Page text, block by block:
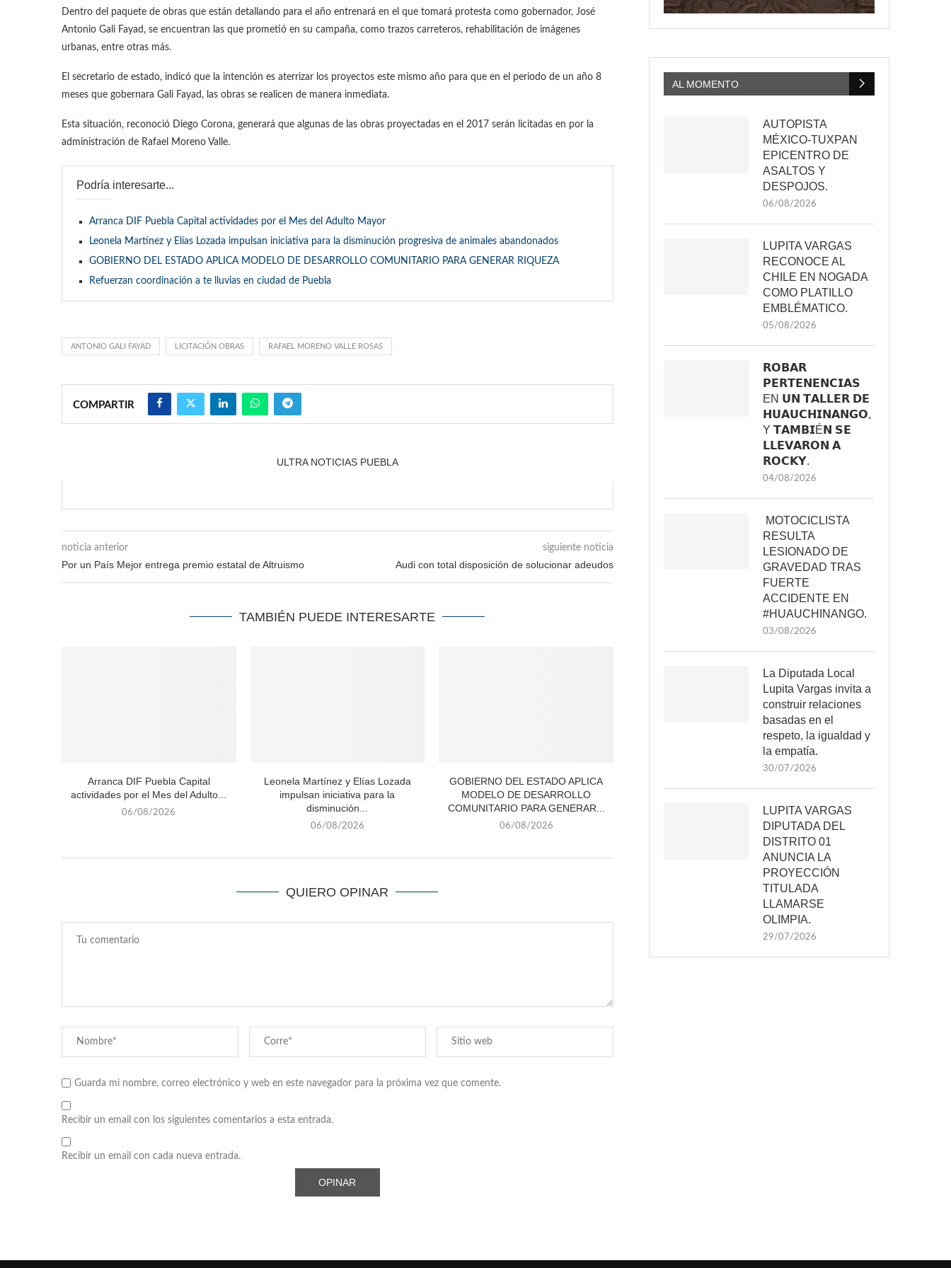
Dentro del paquete de obras que están detallando para el año entrenará en el que tomará protesta como gobernador, José
Antonio Gali Fayad, se encuentran las que prometió en su campaña, como trazos carreteros, rehabilitación de imágenes
urbanas, entre otras más.
El secretario de estado, indicó que la intención es aterrizar los proyectos este mismo año para que en el periodo de un año 8
meses que gobernara Gali Fayad, las obras se realicen de manera inmediata.
Esta situación, reconoció Diego Corona, generará que algunas de las obras proyectadas en el 2017 serán licitadas en por la
administración de Rafael Moreno Valle.
Podría interesarte...
Arranca DIF Puebla Capital actividades por el Mes del Adulto Mayor
Leonela Martínez y Elías Lozada impulsan iniciativa para la disminución progresiva de animales abandonados
GOBIERNO DEL ESTADO APLICA MODELO DE DESARROLLO COMUNITARIO PARA GENERAR RIQUEZA
Refuerzan coordinación a te lluvias en ciudad de Puebla
ANTONIO GALI FAYAD LICITACIÓN OBRAS RAFAEL MORENO VALLE ROSAS
COMPARTIR
ULTRA NOTICIAS PUEBLA
noticia anterior
Por un País Mejor entrega premio estatal de Altruismo
siguiente noticia
Audi con total disposición de solucionar adeudos
TAMBIÉN PUEDE INTERESARTE
Arranca DIF Puebla Capital
actividades por el Mes del Adulto...
06/08/2026
Leonela Martínez y Elías Lozada
impulsan iniciativa para la
disminución...
06/08/2026
GOBIERNO DEL ESTADO APLICA
MODELO DE DESARROLLO
COMUNITARIO PARA GENERAR...
06/08/2026
QUIERO OPINAR
Guarda mi nombre, correo electrónico y web en este navegador para la próxima vez que comente.
Recibir un email con los siguientes comentarios a esta entrada.
Recibir un email con cada nueva entrada.
AL MOMENTO
AUTOPISTA
MÉXICO-TUXPAN
EPICENTRO DE
ASALTOS Y
DESPOJOS.
06/08/2026
LUPITA VARGAS
RECONOCE AL
CHILE EN NOGADA
COMO PLATILLO
EMBLÉMATICO.
05/08/2026
𝗥𝗢𝗕𝗔𝗥
𝗣𝗘𝗥𝗧𝗘𝗡𝗘𝗡𝗖𝗜𝗔𝗦
EN 𝗨𝗡 𝗧𝗔𝗟𝗟𝗘𝗥 𝗗𝗘
𝗛𝗨𝗔𝗨𝗖𝗛𝗜𝗡𝗔𝗡𝗚𝗢,
Y 𝗧𝗔𝗠𝗕𝗜É𝗡 𝗦𝗘
𝗟𝗟𝗘𝗩𝗔𝗥𝗢𝗡 𝗔
𝗥𝗢𝗖𝗞𝗬.
04/08/2026
MOTOCICLISTA
RESULTA
LESIONADO DE
GRAVEDAD TRAS
FUERTE
ACCIDENTE EN
#HUAUCHINANGO.
03/08/2026
La Diputada Local
Lupita Vargas invita a
construir relaciones
basadas en el
respeto, la igualdad y
la empatía.
30/07/2026
LUPITA VARGAS
DIPUTADA DEL
DISTRITO 01
ANUNCIA LA
PROYECCIÓN
TITULADA
LLAMARSE
OLIMPIA.
29/07/2026